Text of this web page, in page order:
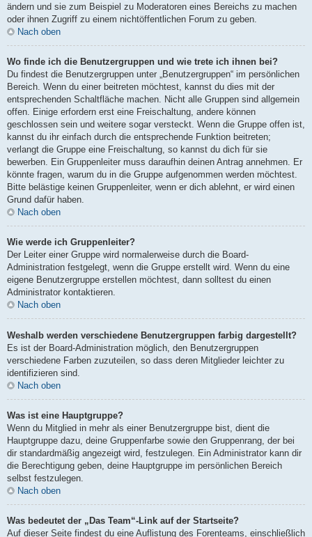
ändern und sie zum Beispiel zu Moderatoren eines Bereichs zu machen
oder ihnen Zugriff zu einem nichtöffentlichen Forum zu geben.
Nach oben
Wo finde ich die Benutzergruppen und wie trete ich ihnen bei?
Du findest die Benutzergruppen unter „Benutzergruppen“ im persönlichen
Bereich. Wenn du einer beitreten möchtest, kannst du dies mit der
entsprechenden Schaltfläche machen. Nicht alle Gruppen sind allgemein
offen. Einige erfordern erst eine Freischaltung, andere können
geschlossen sein und weitere sogar versteckt. Wenn die Gruppe offen ist,
kannst du ihr einfach durch die entsprechende Funktion beitreten;
verlangt die Gruppe eine Freischaltung, so kannst du dich für sie
bewerben. Ein Gruppenleiter muss daraufhin deinen Antrag annehmen. Er
könnte fragen, warum du in die Gruppe aufgenommen werden möchtest.
Bitte belästige keinen Gruppenleiter, wenn er dich ablehnt, er wird einen
Grund dafür haben.
Nach oben
Wie werde ich Gruppenleiter?
Der Leiter einer Gruppe wird normalerweise durch die Board-
Administration festgelegt, wenn die Gruppe erstellt wird. Wenn du eine
eigene Benutzergruppe erstellen möchtest, dann solltest du einen
Administrator kontaktieren.
Nach oben
Weshalb werden verschiedene Benutzergruppen farbig dargestellt?
Es ist der Board-Administration möglich, den Benutzergruppen
verschiedene Farben zuzuteilen, so dass deren Mitglieder leichter zu
identifizieren sind.
Nach oben
Was ist eine Hauptgruppe?
Wenn du Mitglied in mehr als einer Benutzergruppe bist, dient die
Hauptgruppe dazu, deine Gruppenfarbe sowie den Gruppenrang, der bei
dir standardmäßig angezeigt wird, festzulegen. Ein Administrator kann dir
die Berechtigung geben, deine Hauptgruppe im persönlichen Bereich
selbst festzulegen.
Nach oben
Was bedeutet der „Das Team“-Link auf der Startseite?
Auf dieser Seite findest du eine Auflistung des Forenteams, einschließlich